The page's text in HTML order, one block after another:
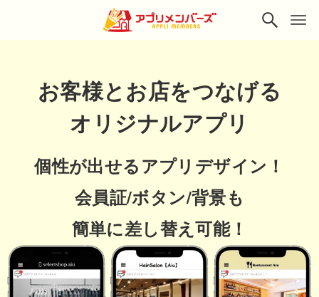
お客様とお店をつなげる
オリジナルアプリ
個性が出せるアプリデザイン！
会員証/ボタン/背景も
簡単に差し替え可能！